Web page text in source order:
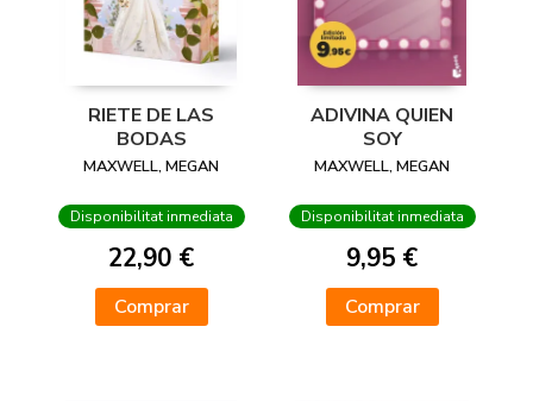
RIETE DE LAS
BODAS
MAXWELL, MEGAN
Disponibilitat inmediata
22,90 €
Comprar
ADIVINA QUIEN
SOY
MAXWELL, MEGAN
Disponibilitat inmediata
9,95 €
Comprar